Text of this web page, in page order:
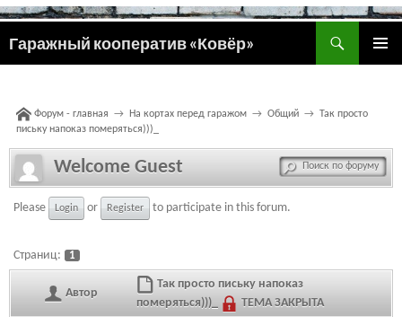
Гаражный кооператив «Ковёр»
ПЕРЕЙТИ
Форум - главная → На кортах перед гаражом → Общий → Так просто
письку напоказ померяться)))_
Welcome Guest
Please Login or Register to participate in this forum.
Страниц: 1
Автор
Так просто письку напоказ
померяться)))_
ТЕМА ЗАКРЫТА